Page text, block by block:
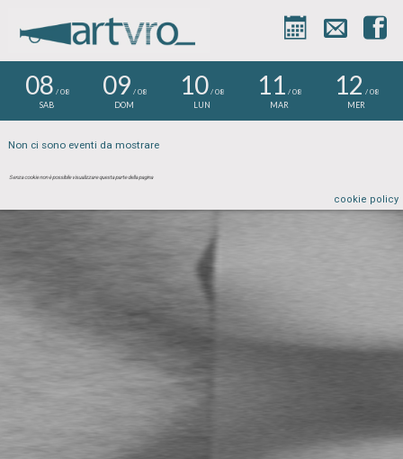



08 / 08
SAB
09 / 08
DOM
10/ 08
LUN
11 / 08
MAR
12 / 08
MER
Non ci sono eventi da mostrare
Senza cookie non è possibile visualizzare questa parte della pagina
cookie policy